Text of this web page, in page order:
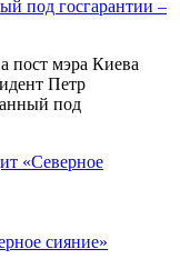
под госгарантии –
пост мэра Киева
Петр
под
сияние»